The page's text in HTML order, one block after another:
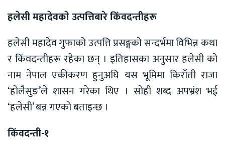
हलेसी महादेवकाे उत्पत्तिबारे किंवदन्तीहरू
हलेसी महादेव गुफाको उत्पत्ति प्रसङ्गको सन्दर्भमा विभिन्न कथा
र किंवदन्तीहरू रहेका छन् । इतिहासका अनुसार हलेसी को
नाम नेपाल एकीकरण हुनुअघि यस भूमिमा किराँती राजा
‘होलैसुङ’ले शासन गरेका थिए । सोही शब्द अपभ्रंश भई
‘हलेसी’ बन्न गएको बताइन्छ ।
किंवदन्ती-१